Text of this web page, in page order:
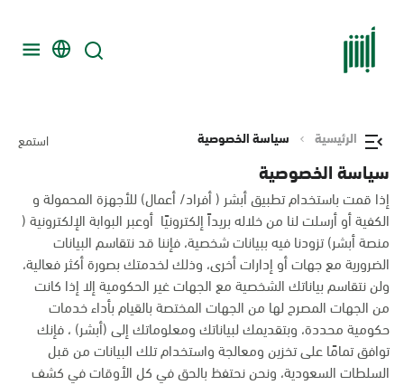
الرئيسية سياسة الخصوصية استمع
سياسة الخصوصية
إذا قمت باستخدام تطبيق أبشر ( أفراد/ أعمال) للأجهزة المحمولة و
الكفية أو أرسلت لنا من خلاله بريداً إلكترونيًا أوعبر البوابة الإلكترونية (
منصة أبشر) تزودنا فيه ببيانات شخصية، فإننا قد نتقاسم البيانات
الضرورية مع جهات أو إدارات أخرى، وذلك لخدمتك بصورة أكثر فعالية،
ولن نتقاسم بياناتك الشخصية مع الجهات غير الحكومية إلا إذا كانت
من الجهات المصرح لها من الجهات المختصة بالقيام بأداء خدمات
حكومية محددة، وبتقديمك لبياناتك ومعلوماتك إلى (أبشر) ، فإنك
توافق تمامًا على تخزين ومعالجة واستخدام تلك البيانات من قبل
السلطات السعودية، ونحن نحتفظ بالحق في كل الأوقات في كشف